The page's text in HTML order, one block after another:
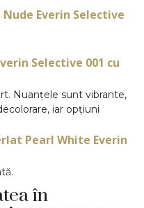
Everin Selective
Selective 001 cu
Nuanțele sunt vibrante,
iar opțiuni
Pearl White Everin
în